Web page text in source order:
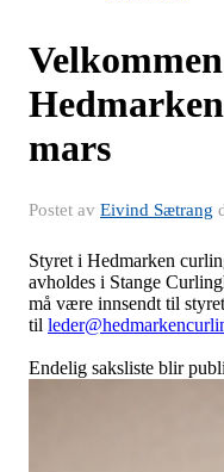
mars
Postet av Eivind Sætrang
Styret i Hedmarken
avholdes i Stange
må være innsendt til
til
Endelig saksliste blir